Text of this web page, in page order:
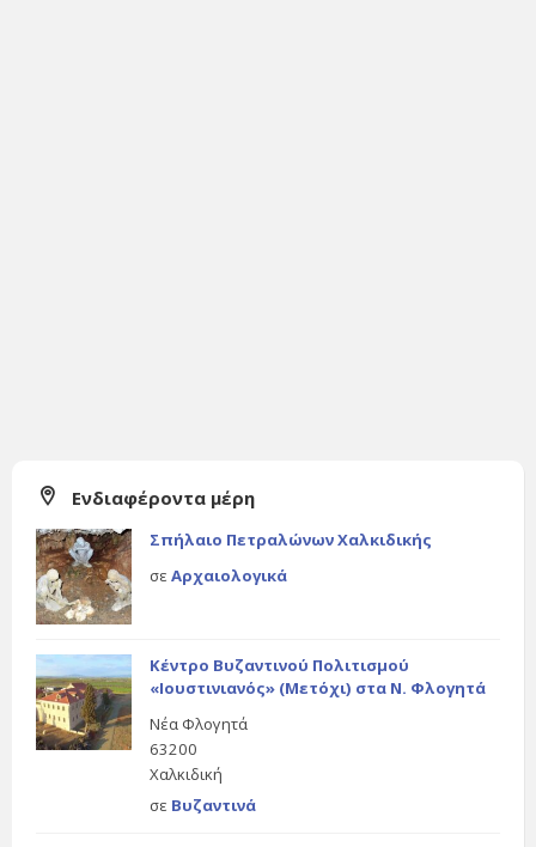
Ενδιαφέροντα μέρη
Σπήλαιο Πετραλώνων Χαλκιδικής
σε Αρχαιολογικά
Κέντρο Βυζαντινού Πολιτισμού
«Ιουστινιανός» (Μετόχι) στα Ν. Φλογητά
Νέα Φλογητά
63200
Χαλκιδική
σε Βυζαντινά